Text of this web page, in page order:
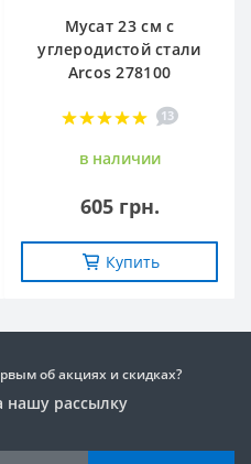
Мусат 23 см с
углеродистой стали
Arcos 278100
13
в наличии
605 грн.
Купить
об акциях и скидках?
нашу рассылку